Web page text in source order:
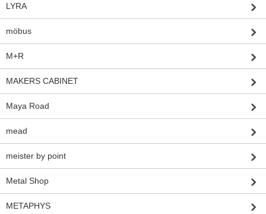
LYRA
möbus
M+R
MAKERS CABINET
Maya Road
mead
meister by point
Metal Shop
METAPHYS